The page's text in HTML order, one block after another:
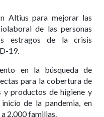
Altius para mejorar las
de las personas
estragos de la crisis
19.
en la búsqueda de
para la cobertura de
y productos de higiene y
de la pandemia, en
2.000 familias.